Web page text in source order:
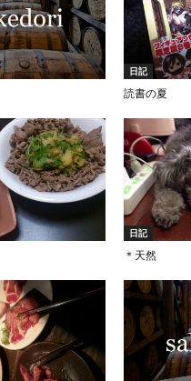
日記
読書の夏
日記
＊天然